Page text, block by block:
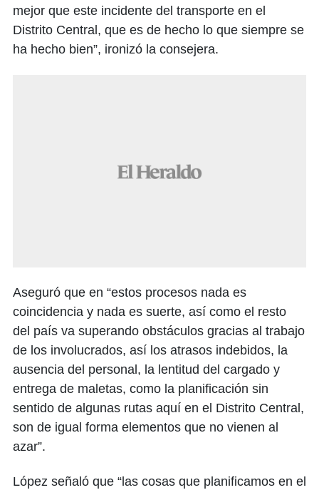
mejor que este incidente del transporte en el
Distrito Central, que es de hecho lo que siempre se
ha hecho bien”, ironizó la consejera.
Aseguró que en “estos procesos nada es
coincidencia y nada es suerte, así como el resto
del país va superando obstáculos gracias al trabajo
de los involucrados, así los atrasos indebidos, la
ausencia del personal, la lentitud del cargado y
entrega de maletas, como la planificación sin
sentido de algunas rutas aquí en el Distrito Central,
son de igual forma elementos que no vienen al
azar”.
López señaló que “las cosas que planificamos en el